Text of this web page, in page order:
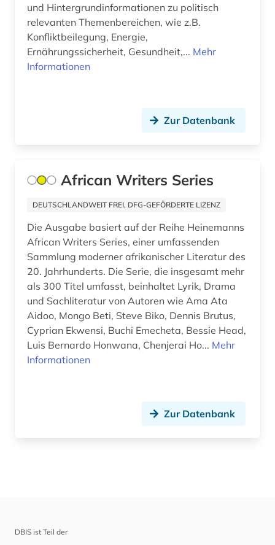
und Hintergrundinformationen zu politisch
relevanten Themenbereichen, wie z.B.
Konfliktbeilegung, Energie,
Ernährungssicherheit, Gesundheit,... Mehr
Informationen
Zur Datenbank
African Writers Series
DEUTSCHLANDWEIT FREI, DFG-GEFÖRDERTE LIZENZ
Die Ausgabe basiert auf der Reihe Heinemanns
African Writers Series, einer umfassenden
Sammlung moderner afrikanischer Literatur des
20. Jahrhunderts. Die Serie, die insgesamt mehr
als 300 Titel umfasst, beinhaltet Lyrik, Drama
und Sachliteratur von Autoren wie Ama Ata
Aidoo, Mongo Beti, Steve Biko, Dennis Brutus,
Cyprian Ekwensi, Buchi Emecheta, Bessie Head,
Luis Bernardo Honwana, Chenjerai Ho... Mehr
Informationen
Zur Datenbank
DBIS ist Teil der